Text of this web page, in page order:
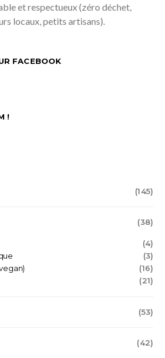
et respectueux (zéro déchet,
locaux, petits artisans).
FACEBOOK
!
(145)
(38)
(4)
(3)
(16)
(21)
(53)
(42)